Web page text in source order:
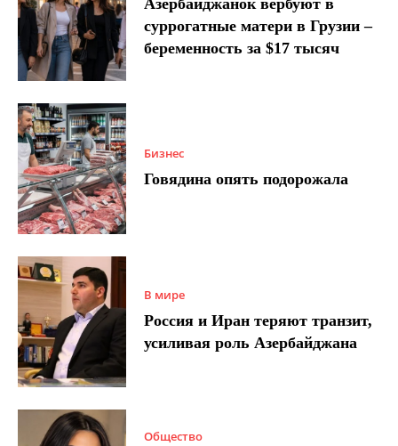
суррогатные матери в Грузии –
беременность за $17 тысяч
Бизнес
Говядина опять подорожала
В мире
Россия и Иран теряют транзит,
усиливая роль Азербайджана
Общество